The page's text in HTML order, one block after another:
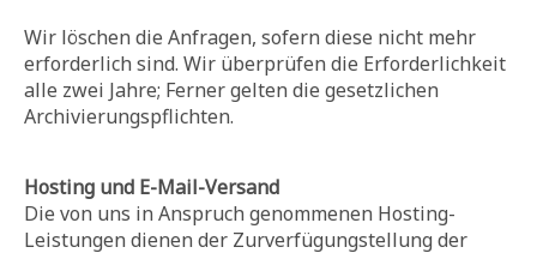
Wir löschen die Anfragen, sofern diese nicht mehr
erforderlich sind. Wir überprüfen die Erforderlichkeit
alle zwei Jahre; Ferner gelten die gesetzlichen
Archivierungspflichten.
Hosting und E-Mail-Versand
Die von uns in Anspruch genommenen Hosting-
Leistungen dienen der Zurverfügungstellung der